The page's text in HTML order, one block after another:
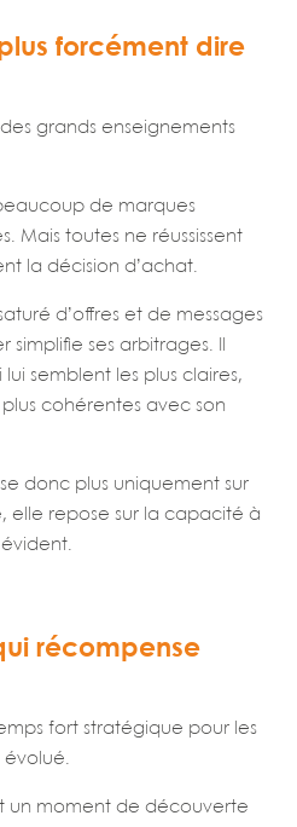
forcément dire
grands enseignements
de marques
Mais toutes ne réussissent
la décision d’achat.
d’offres et de messages
ses arbitrages. Il
semblent les plus claires,
plus cohérentes avec son
donc plus uniquement sur
elle repose sur la capacité à
récompense
fort stratégique pour les
évolué.
un moment de découverte